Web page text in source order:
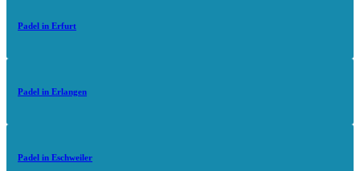
Padel in Erfurt
Padel in Erlangen
Padel in Eschweiler